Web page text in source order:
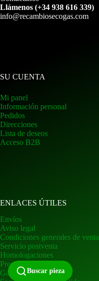
Llámenos (+34 938 616 339)
info@recambiosecogas.com
SU CUENTA
Mi panel
Información personal
Pedidos
Direcciones
Lista de deseos
Acceso B2B
ENLACES ÚTILES
Envíos
Aviso legal
Condiciones generales de venta
Servicio postventa
Homologaciones
Preguntas frecuentes
GarantíaBuscar pieza